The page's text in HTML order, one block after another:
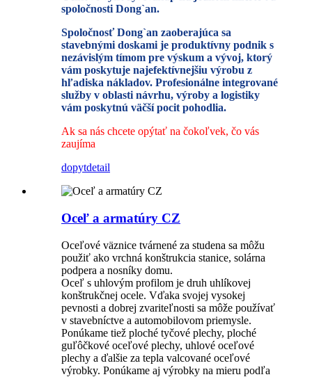
spoločnosti Dong`an.
Spoločnosť Dong`an zaoberajúca sa
stavebnými doskami je produktívny podnik s
nezávislým tímom pre výskum a vývoj, ktorý
vám poskytuje najefektívnejšiu výrobu z
hľadiska nákladov. Profesionálne integrované
služby v oblasti návrhu, výroby a logistiky
vám poskytnú väčší pocit pohodlia.
Ak sa nás chcete opýtať na čokoľvek, čo vás
zaujíma
dopytdetail
Oceľ a armatúry CZ
Oceľové väznice tvárnené za studena sa môžu
použiť ako vrchná konštrukcia stanice, solárna
podpera a nosníky domu.
Oceľ s uhlovým profilom je druh uhlíkovej
konštrukčnej ocele. Vďaka svojej vysokej
pevnosti a dobrej zvariteľnosti sa môže používať
v stavebníctve a automobilovom priemysle.
Ponúkame tiež ploché tyčové plechy, ploché
guľôčkové oceľové plechy, uhlové oceľové
plechy a ďalšie za tepla valcované oceľové
výrobky. Ponúkame aj výrobky na mieru podľa